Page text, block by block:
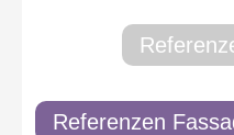
Referenzen